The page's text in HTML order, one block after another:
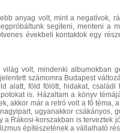
anyag volt, mint a negatívok,
segíteni, menteni a
évekbeli kontaktok egy
volt, mindenki albumokban
számomra Budapest
alatt, föld fölött, hidakat, családi
is. Házaltam a könyv
akkor már a retró volt a fő téma,
ugyanakkor csákányos,
Rákosi-korszakban is terveztek
építészetének a vállalható